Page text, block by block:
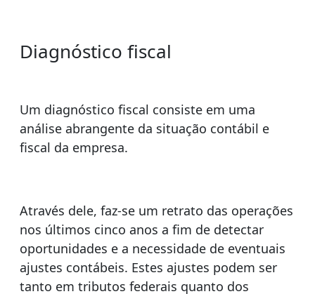
Diagnóstico fiscal
Um diagnóstico fiscal consiste em uma
análise abrangente da situação contábil e
fiscal da empresa.
Através dele, faz-se um retrato das operações
nos últimos cinco anos a fim de detectar
oportunidades e a necessidade de eventuais
ajustes contábeis. Estes ajustes podem ser
tanto em tributos federais quanto dos